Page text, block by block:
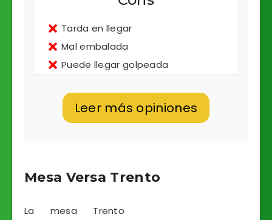
Tarda en llegar
Mal embalada
Puede llegar golpeada
Leer más opiniones
Mesa Versa Trento
La mesa Trento